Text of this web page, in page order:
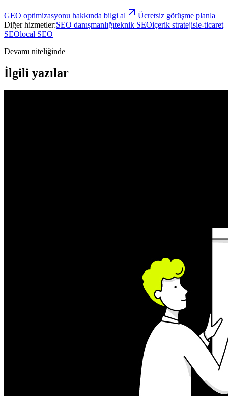
GEO optimizasyonu hakkında bilgi al
Ücretsiz görüşme planla
Diğer hizmetler:SEO danışmanlığıteknik SEOiçerik stratejisie-ticaret
SEOlocal SEO
Devamı niteliğinde
İlgili yazılar